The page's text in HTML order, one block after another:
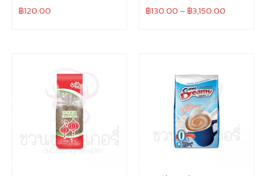
฿120.00 ฿130.00– ฿3,150.00